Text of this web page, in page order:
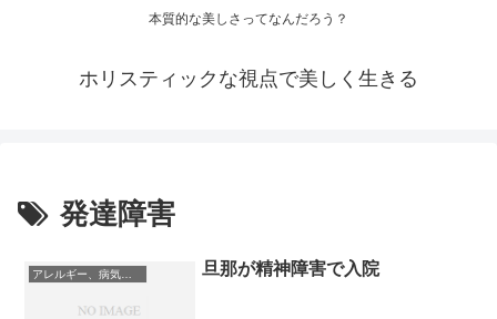
本質的な美しさってなんだろう？
ホリスティックな視点で美しく生きる
発達障害
旦那が精神障害で入院